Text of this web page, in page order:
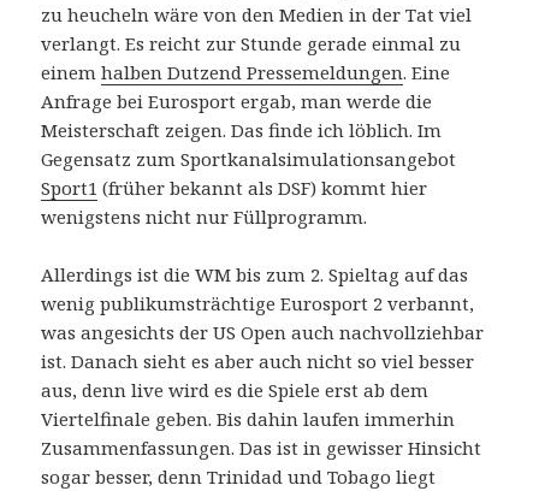
zu heucheln wäre von den Medien in der Tat viel
verlangt. Es reicht zur Stunde gerade einmal zu
einemhalben Dutzend Pressemeldungen. Eine
Anfrage bei Eurosport ergab, man werde die
Meisterschaft zeigen. Das finde ich löblich. Im
Gegensatz zum Sportkanalsimulationsangebot
Sport1 (früher bekannt als DSF) kommt hier
wenigstens nicht nur Füllprogramm.
Allerdings ist die WM bis zum 2. Spieltag auf das
wenig publikumsträchtige Eurosport 2 verbannt,
was angesichts der US Open auch nachvollziehbar
ist. Danach sieht es aber auch nicht so viel besser
aus, denn live wird es die Spiele erst ab dem
Viertelfinale geben. Bis dahin laufen immerhin
Zusammenfassungen. Das ist in gewisser Hinsicht
sogar besser, denn Trinidad und Tobago liegt